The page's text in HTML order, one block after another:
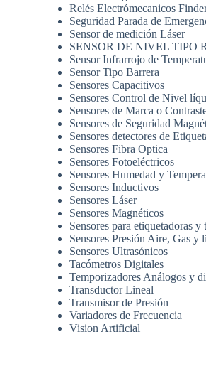
Relés Electrómecanicos
Seguridad Parada de
Sensor de medición Láser
SENSOR DE NIVEL TIPO
Sensor Infrarrojo de
Sensor Tipo Barrera
Sensores Capacitivos
Sensores Control de Nivel
Sensores de Marca o
Sensores de Seguridad
Sensores detectores de
Sensores Fibra Optica
Sensores Fotoeléctricos
Sensores Humedad y
Sensores Inductivos
Sensores Láser
Sensores Magnéticos
Sensores para etiquetadoras
Sensores Presión Aire, Gas y
Sensores Ultrasónicos
Tacómetros Digitales
Temporizadores Análogos y
Transductor Lineal
Transmisor de Presión
Variadores de Frecuencia
Vision Artificial